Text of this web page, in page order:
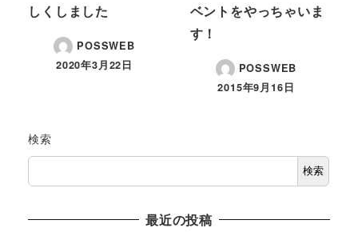
しくしました
POSSWEB
2020年3月22日
ベントをやっちゃいま
す！
POSSWEB
2015年9月16日
検索
検索
最近の投稿